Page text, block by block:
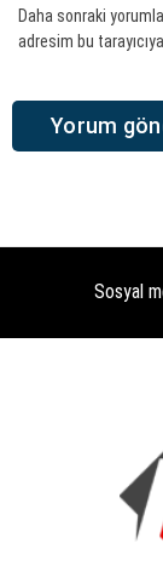
Daha sonraki
adresim bu
Sosyal